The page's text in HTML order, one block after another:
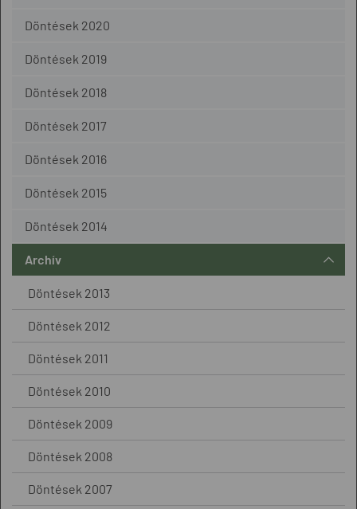
Döntések 2020
Döntések 2019
Döntések 2018
Döntések 2017
Döntések 2016
Döntések 2015
Döntések 2014
Archív
Döntések 2013
Döntések 2012
Döntések 2011
Döntések 2010
Döntések 2009
Döntések 2008
Döntések 2007